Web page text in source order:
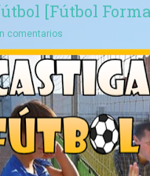
[Fútbol
comentarios